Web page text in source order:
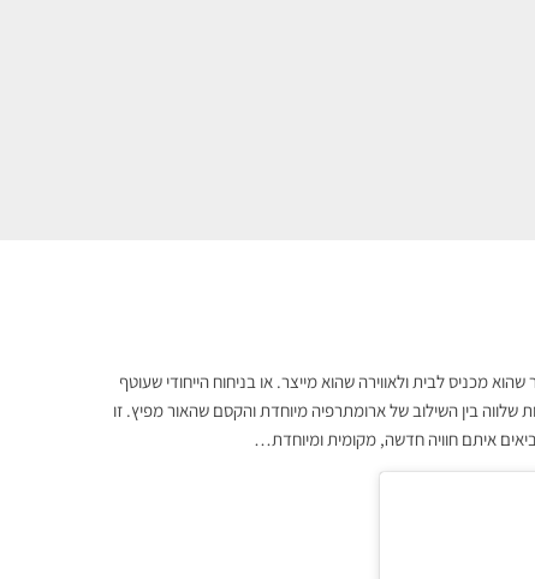
מכניס לבית ולאווירה שהוא מייצר. או בניחוח הייחודי שעוטף
שלווה בין השילוב של ארומתרפיה מיוחדת והקסם שהאור מפיץ. זו
איתם חוויה חדשה, מקומית ומיוחדת…